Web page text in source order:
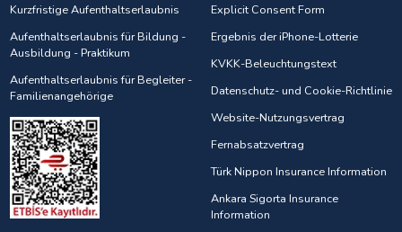
Kurzfristige Aufenthaltserlaubnis
Aufenthaltserlaubnis für Bildung -
Ausbildung - Praktikum
Aufenthaltserlaubnis für Begleiter -
Familienangehörige
Explicit Consent Form
Ergebnis der iPhone-Lotterie
KVKK-Beleuchtungstext
Datenschutz- und Cookie-Richtlinie
Website-Nutzungsvertrag
Fernabsatzvertrag
Türk Nippon Insurance Information
Ankara Sigorta Insurance
Information